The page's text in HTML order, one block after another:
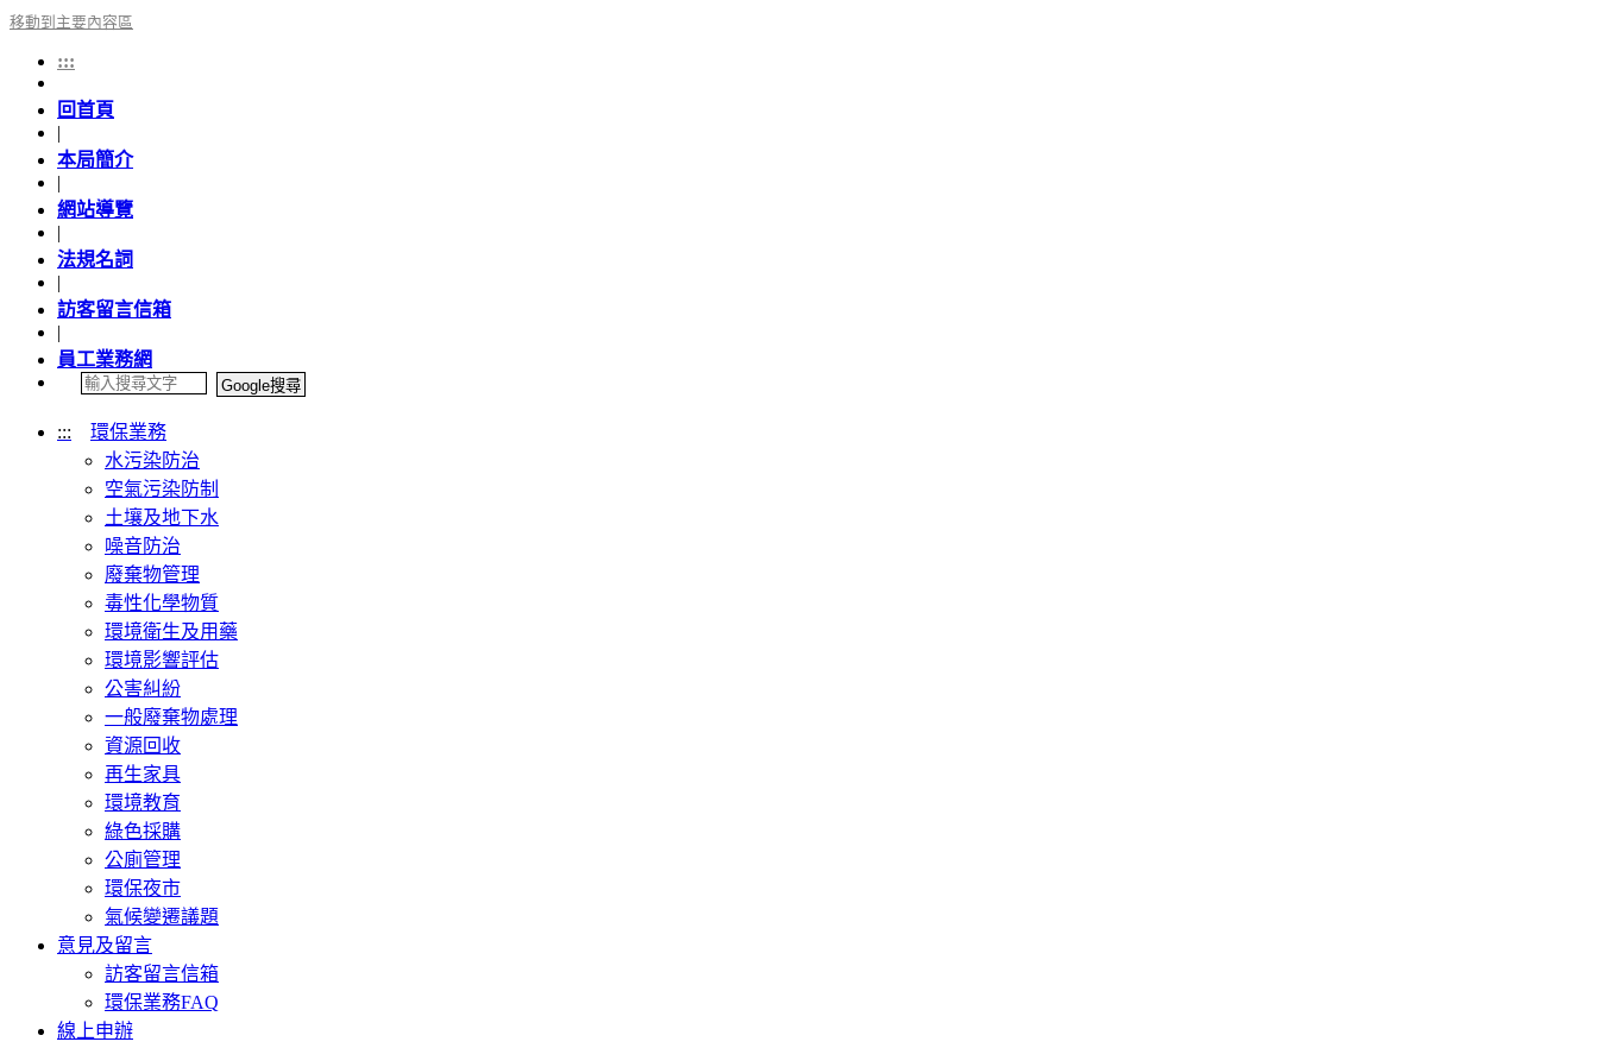
移動到主要內容區
:::
回首頁
|
本局簡介
|
網站導覽
|
法規名詞
|
訪客留言信箱
|
員工業務網
:::
環保業務
水污染防治
空氣污染防制
土壤及地下水
噪音防治
廢棄物管理
毒性化學物質
環境衛生及用藥
環境影響評估
公害糾紛
一般廢棄物處理
資源回收
再生家具
環境教育
綠色採購
公廁管理
環保夜市
氣候變遷議題
意見及留言
訪客留言信箱
環保業務FAQ
線上申辦